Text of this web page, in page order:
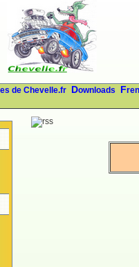
de Chevelle.fr Downloads